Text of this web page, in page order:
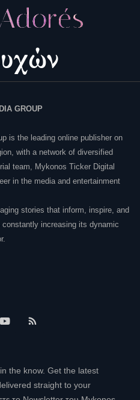
GROUP
is the leading online publisher on
with a network of diversified
team, Mykonos Ticker Digital
in the media and entertainment
stories that inform, inspire, and
increasing its dynamic
the know. Get the latest
straight to your